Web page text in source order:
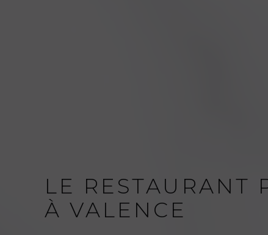
LE RESTAURANT
À VALENCE